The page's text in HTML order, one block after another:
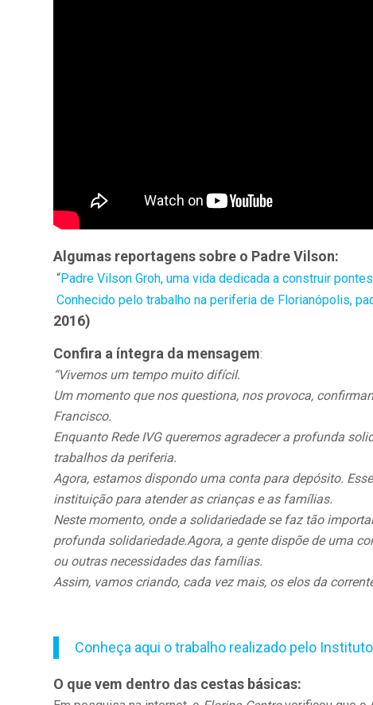
Algumas reportagens sobre o Padre Vilson:
“Padre Vilson Groh, uma vida dedicada a construir
Conhecido pelo trabalho na periferia de Florianópolis,
2016)
Confira a íntegra da mensagem:
“Vivemos um tempo muito difícil.
Um momento que nos questiona, nos provoca,
Francisco.
Enquanto Rede IVG queremos agradecer a profunda
trabalhos da periferia.
Agora, estamos dispondo uma conta para depósito.
instituição para atender as crianças e as famílias.
Neste momento, onde a solidariedade se faz tão
profunda solidariedade.Agora, a gente dispõe de uma
ou outras necessidades das famílias.
Assim, vamos criando, cada vez mais, os elos da
Conheça aqui o trabalho realizado pelo
O que vem dentro das cestas básicas: